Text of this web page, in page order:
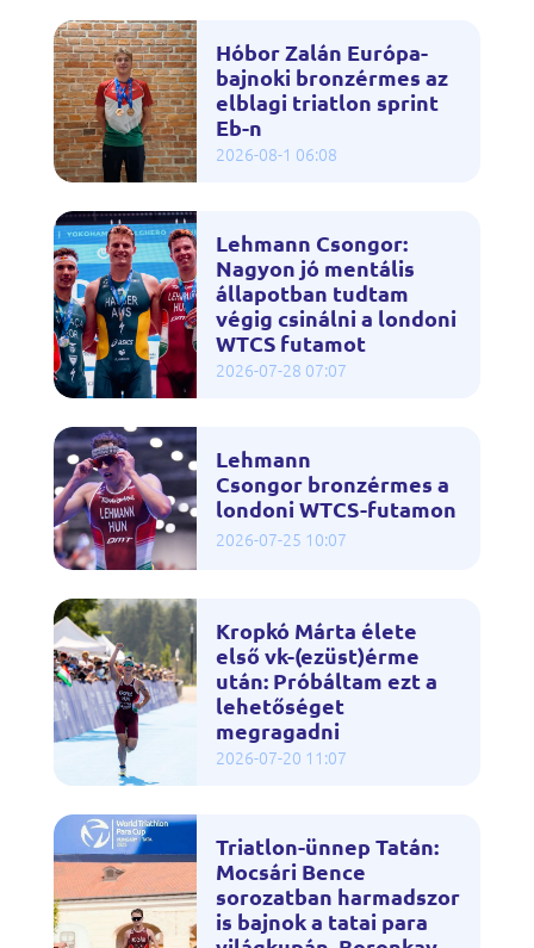
Hóbor Zalán Európa-
bajnoki bronzérmes az
elblagi triatlon sprint
Eb-n
2026-08-1 06:08
Lehmann Csongor:
Nagyon jó mentális
állapotban tudtam
végig csinálni a londoni
WTCS futamot
2026-07-28 07:07
Lehmann
Csongor bronzérmes a
londoni WTCS-futamon
2026-07-25 10:07
Kropkó Márta élete
első vk-(ezüst)érme
után: Próbáltam ezt a
lehetőséget
megragadni
2026-07-20 11:07
Triatlon-ünnep Tatán:
Mocsári Bence
sorozatban harmadszor
is bajnok a tatai para